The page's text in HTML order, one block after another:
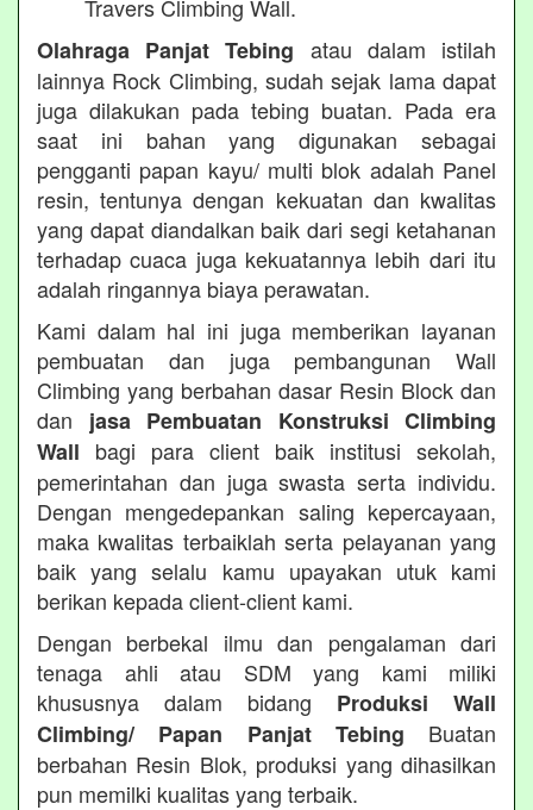
Travers Climbing Wall.
Olahraga Panjat Tebing atau dalam istilah
lainnya Rock Climbing, sudah sejak lama dapat
juga dilakukan pada tebing buatan. Pada era
saat ini bahan yang digunakan sebagai
pengganti papan kayu/ multi blok adalah Panel
resin, tentunya dengan kekuatan dan kwalitas
yang dapat diandalkan baik dari segi ketahanan
terhadap cuaca juga kekuatannya lebih dari itu
adalah ringannya biaya perawatan.
Kami dalam hal ini juga memberikan layanan
pembuatan dan juga pembangunan Wall
Climbing yang berbahan dasar Resin Block dan
dan jasa Pembuatan Konstruksi Climbing
Wall bagi para client baik institusi sekolah,
pemerintahan dan juga swasta serta individu.
Dengan mengedepankan saling kepercayaan,
maka kwalitas terbaiklah serta pelayanan yang
baik yang selalu kamu upayakan utuk kami
berikan kepada client-client kami.
Dengan berbekal ilmu dan pengalaman dari
tenaga ahli atau SDM yang kami miliki
khususnya dalam bidang Produksi Wall
Climbing/ Papan Panjat Tebing Buatan
berbahan Resin Blok, produksi yang dihasilkan
pun memilki kualitas yang terbaik.